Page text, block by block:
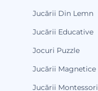
Jucării Din Lemn
Jucării Educative
Jocuri Puzzle
Jucării Magnetice
Jucării Montessori